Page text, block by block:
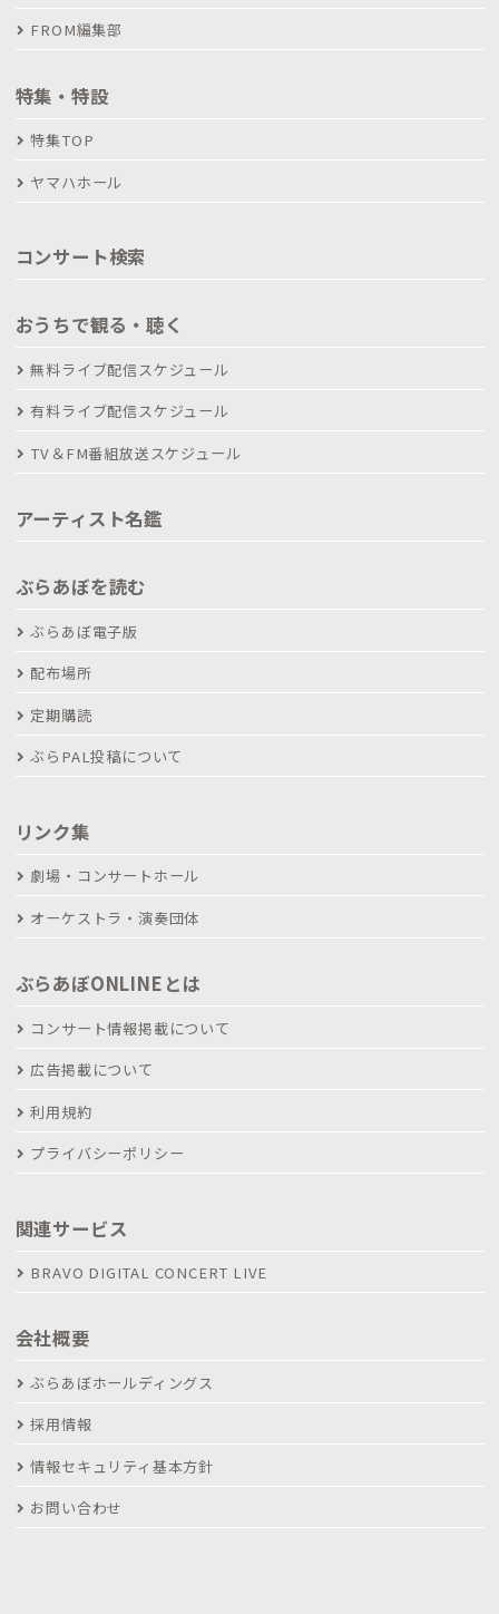
FROM編集部
特集・特設
特集TOP
ヤマハホール
コンサート検索
おうちで観る・聴く
無料ライブ配信スケジュール
有料ライブ配信スケジュール
TV＆FM番組放送スケジュール
アーティスト名鑑
ぶらあぼを読む
ぶらあぼ電子版
配布場所
定期購読
ぶらPAL投稿について
リンク集
劇場・コンサートホール
オーケストラ・演奏団体
ぶらあぼONLINEとは
コンサート情報掲載について
広告掲載について
利用規約
プライバシーポリシー
関連サービス
BRAVO DIGITAL CONCERT LIVE
会社概要
ぶらあぼホールディングス
採用情報
情報セキュリティ基本方針
お問い合わせ